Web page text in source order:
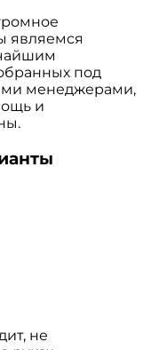
являемся
под
менеджерами,
и
не